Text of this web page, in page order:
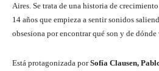
Aires. Se trata de una historia de
14 años que empieza a sentir sonidos
obsesiona por encontrar qué son y de dónde
Está protagonizada porSofía Clausen,